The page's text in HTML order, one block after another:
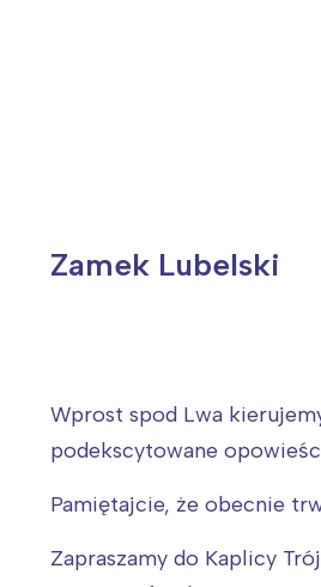
Zamek Lubelski
Wprost spod Lwa
podekscytowane
Pamiętajcie, że obecnie
Zapraszamy do Kaplicy